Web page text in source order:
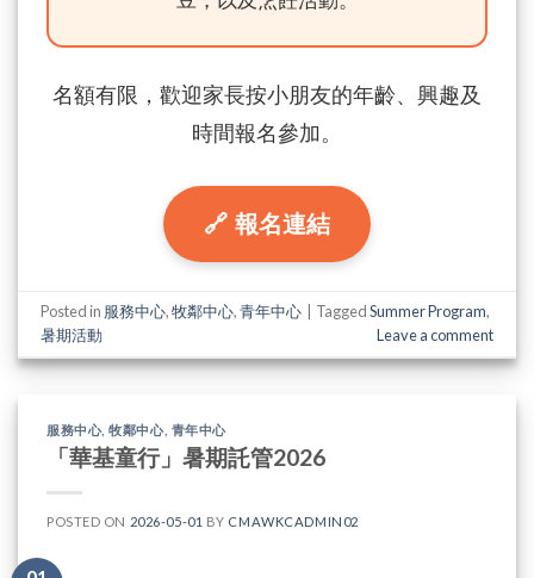
名額有限，歡迎家長按小朋友的年齡、興趣及
時間報名參加。
🔗 報名連結
Posted in 服務中心,牧鄰中心,青年中心 TaggedSummer Program,
暑期活動
Leave a comment
服務中心,牧鄰中心, 青年中心
「華基童行」暑期託管2026
POSTED ON 2026-05-01 BY CMAWKCADMIN02